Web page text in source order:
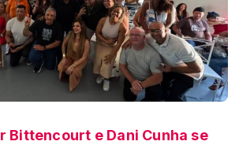
Bittencourt e Dani Cunha se